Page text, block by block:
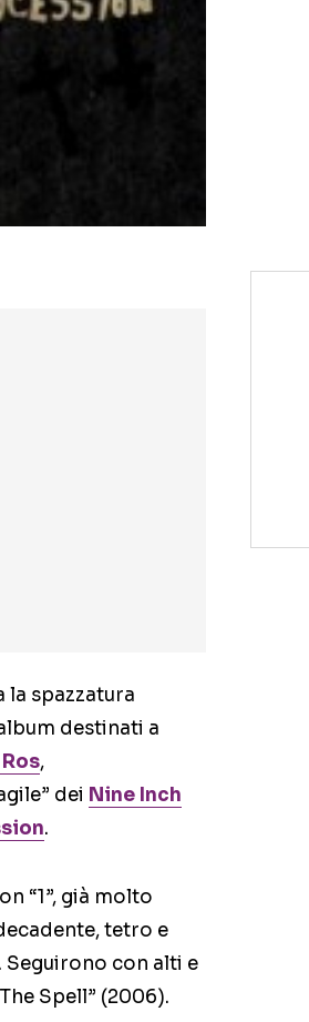
la spazzatura
destinati a
,
dei Nine Inch
.
“1”, già molto
tetro e
con alti e
Spell” (2006).